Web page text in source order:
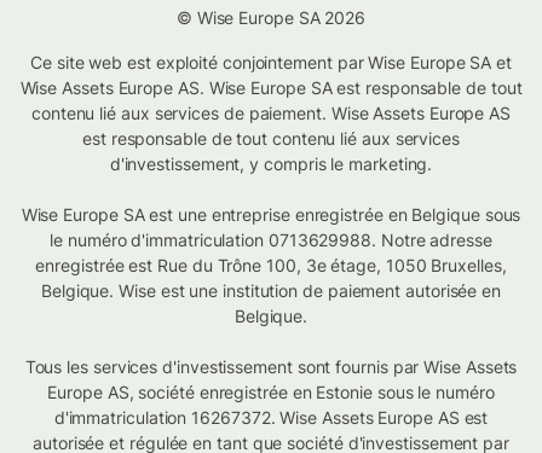
© Wise Europe SA 2026
Ce site web est exploité conjointement par Wise Europe SA et
Wise Assets Europe AS. Wise Europe SA est responsable de tout
contenu lié aux services de paiement. Wise Assets Europe AS
est responsable de tout contenu lié aux services
d'investissement, y compris le marketing.
Wise Europe SA est une entreprise enregistrée en Belgique sous
le numéro d'immatriculation 0713629988. Notre adresse
enregistrée est Rue du Trône 100, 3e étage, 1050 Bruxelles,
Belgique. Wise est une institution de paiement autorisée en
Belgique.
Tous les services d'investissement sont fournis par Wise Assets
Europe AS, société enregistrée en Estonie sous le numéro
d'immatriculation 16267372. Wise Assets Europe AS est
autorisée et régulée en tant que société d'investissement par